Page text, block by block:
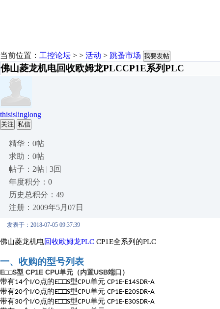
当前位置： 工控论坛 > > 活动 > 跳蚤市场 我要发帖
佛山菱龙机电回收欧姆龙PLCCP1E系列PLC
thisislinglong
关注 私信
精华：0帖
求助：0帖
帖子：2帖 | 3回
年度积分：0
历史总积分：49
注册：2009年5月07日
发表于：2018-07-05 09:37:39
佛山菱龙机电回收欧姆龙PLC CP1E全系列的PLC
一、收购的型号列表
E□□S型 CP1E CPU单元（内置USB端口）
带有14个I/O点的E□□S型CPU单元 CP1E-E14SDR-A
带有20个I/O点的E□□S型CPU单元 CP1E-E20SDR-A
带有30个I/O点的E□□S型CPU单元 CP1E-E30SDR-A